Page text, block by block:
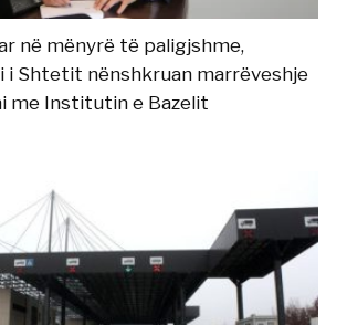
në mënyrë të paligjshme,
i Shtetit nënshkruan marrëveshje
me Institutin e Bazelit